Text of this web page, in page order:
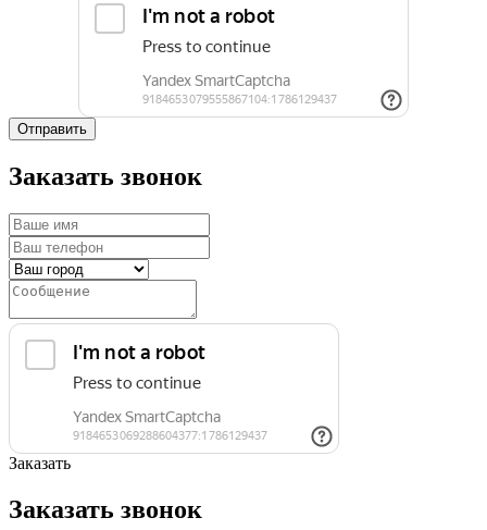
Отправить
Заказать звонок
Заказать
Заказать звонок